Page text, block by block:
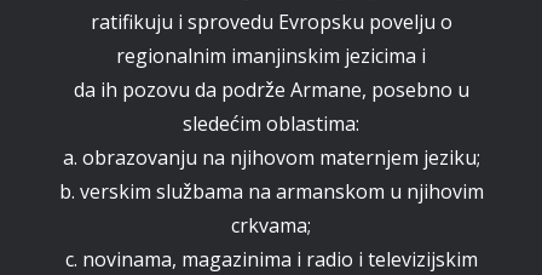
ratifikuju i sprovedu Evropsku povelju o
regionalnim imanjinskim jezicima i
da ih pozovu da podrže Armane, posebno u
sledećim oblastima:
a. obrazovanju na njihovom maternjem jeziku;
b. verskim službama na armanskom u njihovim
crkvama;
c. novinama, magazinima i radio i televizijskim